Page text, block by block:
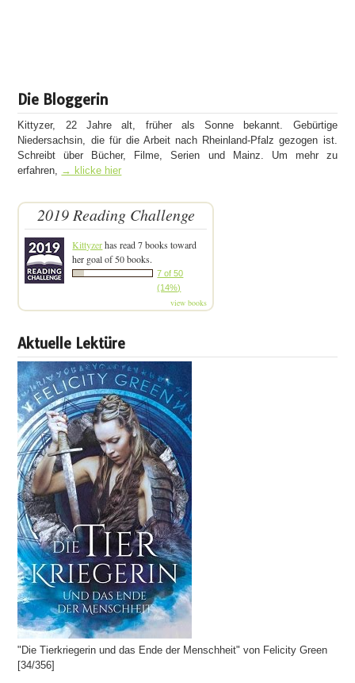
Die Bloggerin
Kittyzer, 22 Jahre alt, früher als Sonne bekannt. Gebürtige
Niedersachsin, die für die Arbeit nach Rheinland-Pfalz gezogen ist.
Schreibt über Bücher, Filme, Serien und Mainz. Um mehr zu
erfahren,
→ klicke hier
2019 Reading Challenge
Kittyzerhas read 7 books toward
her goal of 50 books.
7 of 50
(14%)
view books
Aktuelle Lektüre
"Die Tierkriegerin und das Ende der Menschheit" von Felicity Green
[34/356]